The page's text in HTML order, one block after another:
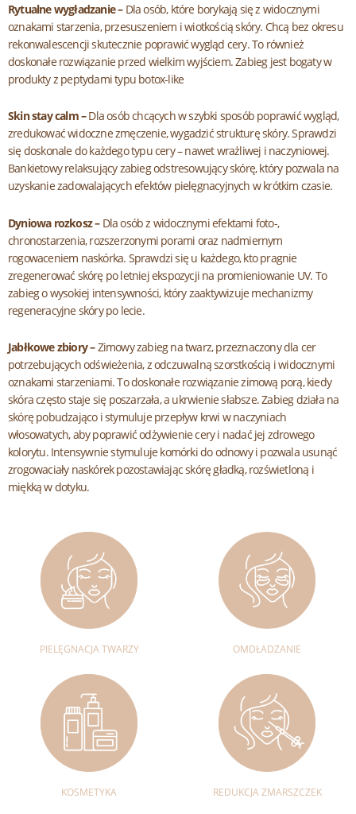
Rytualne wygładzanie – Dla osób, które borykają się z widocznymi
oznakami starzenia, przesuszeniem i wiotkością skóry. Chcą bez okresu
rekonwalescencji skutecznie poprawić wygląd cery. To również
doskonałe rozwiązanie przed wielkim wyjściem. Zabieg jest bogaty w
produkty z peptydami typu botox-like
Skin stay calm –Dla osób chcących w szybki sposób poprawić wygląd,
zredukować widoczne zmęczenie, wygadzić strukturę skóry. Sprawdzi
się doskonale do każdego typu cery – nawet wrażliwej i naczyniowej.
Bankietowy relaksujący zabieg odstresowujący skórę, który pozwala na
uzyskanie zadowalających efektów pielęgnacyjnych w krótkim czasie.
Dyniowa rozkosz – Dla osób z widocznymi efektami foto-,
chronostarzenia, rozszerzonymi porami oraz nadmiernym
rogowaceniem naskórka. Sprawdzi się u każdego, kto pragnie
zregenerować skórę po letniej ekspozycji na promieniowanie UV. To
zabieg o wysokiej intensywności, który zaaktywizuje mechanizmy
regeneracyjne skóry po lecie.
Jabłkowe zbiory –Zimowy zabieg na twarz, przeznaczony dla cer
potrzebujących odświeżenia, z odczuwalną szorstkością i widocznymi
oznakami starzeniami. To doskonałe rozwiązanie zimową porą, kiedy
skóra często staje się poszarzała, a ukrwienie słabsze. Zabieg działa na
skórę pobudzająco i stymuluje przepływ krwi w naczyniach
włosowatych, aby poprawić odżywienie cery i nadać jej zdrowego
kolorytu. Intensywnie stymuluje komórki do odnowy i pozwala usunąć
zrogowaciały naskórek pozostawiając skórę gładką, rozświetloną i
miękką w dotyku.
PIELĘGNACJA TWARZY
KOSMETYKA
OMDŁADZANIE
REDUKCJA ZMARSZCZEK